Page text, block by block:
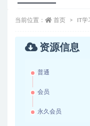
当前位置： 首页 IT学
资源信息
普通
会员
永久会员